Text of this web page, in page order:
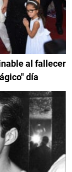
al fallecer
día